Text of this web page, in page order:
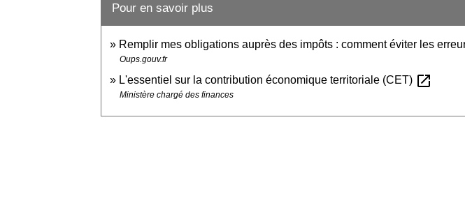
Pour en savoir plus
Remplir mes obligations auprès des impôts : comment éviter les
Oups.gouv.fr
L'essentiel sur la contribution économique territoriale (CET) open_in_new
Ministère chargé des finances